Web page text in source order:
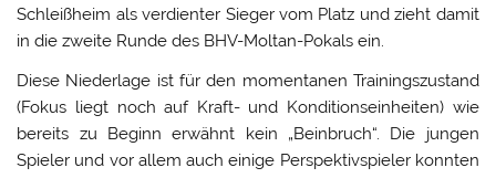
Schleißheim als verdienter Sieger vom Platz und zieht damit
in die zweite Runde des BHV-Moltan-Pokals ein.
Diese Niederlage ist für den momentanen Trainingszustand
(Fokus liegt noch auf Kraft- und Konditionseinheiten) wie
bereits zu Beginn erwähnt kein „Beinbruch“. Die jungen
Spieler und vor allem auch einige Perspektivspieler konnten